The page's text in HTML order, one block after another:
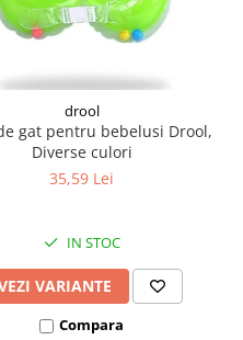
drool
gat pentru bebelusi Drool,
Diverse culori
35,59 Lei
IN STOC
VARIANTE
Compara